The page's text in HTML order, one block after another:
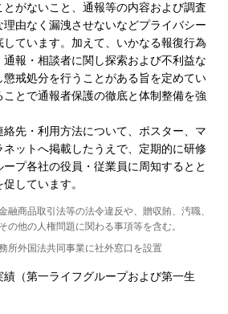
がないこと、通報等の内容および調査
由なく漏洩させないなどプライバシー
ています。加えて、いかなる報復行為
報・相談者に関し探索および不利益な
戒処分を行うことがある旨を定めてい
とで通報者保護の徹底と体制整備を強
先・利用方法について、ポスター、マ
ットへ掲載したうえで、定期的に研修
プ各社の役員・従業員に周知するとと
しています。
融商品取引法等の法令違反や、贈収賄、汚職、
の他の人権問題に関わる事項等を含む。
所外国法共同事業に社外窓口を設置
績（第一ライフグループおよび第一生